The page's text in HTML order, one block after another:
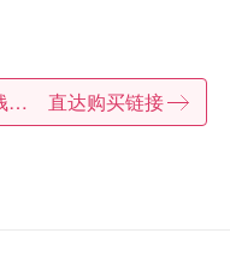
Dealmoon澳新省钱快报 直达购买链接